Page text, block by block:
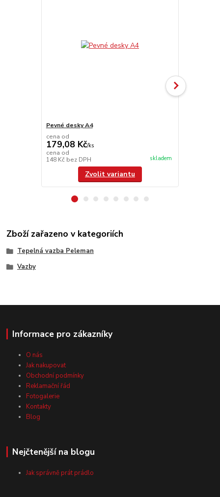
Pevné desky A4
cena od
179,08 Kč/ks
cena od
148 Kč bez DPH skladem
Zvolit variantu
Zboží zařazeno v kategoriích
Tepelná vazba Peleman
Vazby
Informace pro zákazníky
O nás
Jak nakupovat
Obchodní podmínky
Reklamační řád
Fotogalerie
Kontakty
Blog
Nejčtenější na blogu
Jak správně prát prádlo